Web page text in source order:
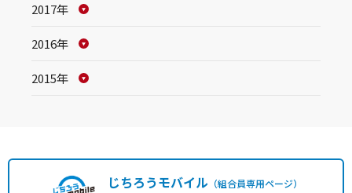
2017年
2016年
2015年
じちろうモバイル（組合員専用ページ）